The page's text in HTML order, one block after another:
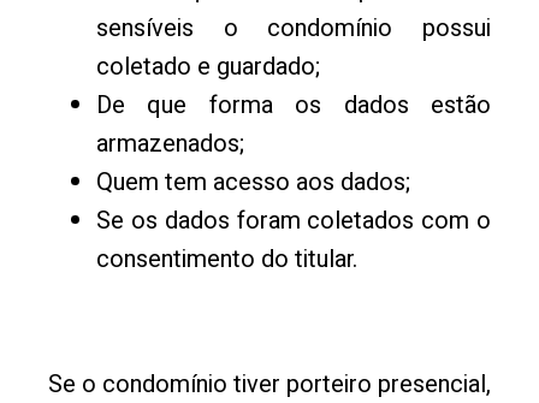
sensíveis o condomínio possui
coletado e guardado;
De que forma os dados estão
armazenados;
Quem tem acesso aos dados;
Se os dados foram coletados com o
consentimento do titular.
Se o condomínio tiver porteiro presencial,